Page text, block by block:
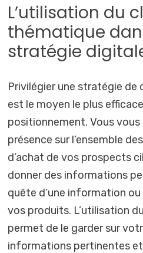
L’utilisation du
thématique
stratégie
Privilégier une stratégie
est le moyen le plus
positionnement. Vous vous
présence sur l’ensemble
d’achat de vos prospects
donner des informations
quête d’une information
vos produits. L’utilisation
permet de le garder sur
informations pertinentes